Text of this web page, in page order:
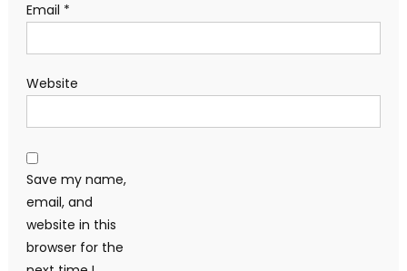
Email *
Website
Save my name,
email, and
website in this
browser for the